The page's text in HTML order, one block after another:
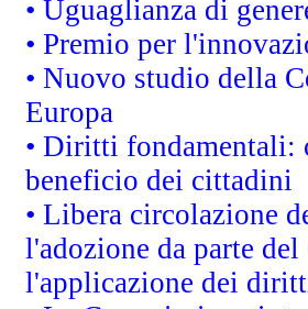
• Uguaglianza di
• Premio per
• Nuovo studio della
Europa
• Diritti fondamentali:
beneficio dei cittadini
• Libera circolazione
l'adozione da parte
l'applicazione dei